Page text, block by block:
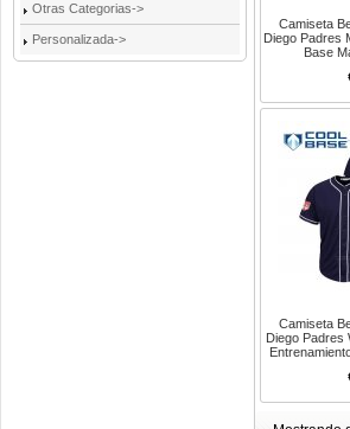
Otras Categorias->
Personalizada->
Camiseta
Diego Padres
Base
Camiseta
Diego Padres